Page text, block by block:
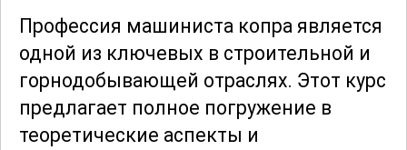
Профессия машиниста копра является
одной из ключевых в строительной и
горнодобывающей отраслях. Этот курс
предлагает полное погружение в
теоретические аспекты и